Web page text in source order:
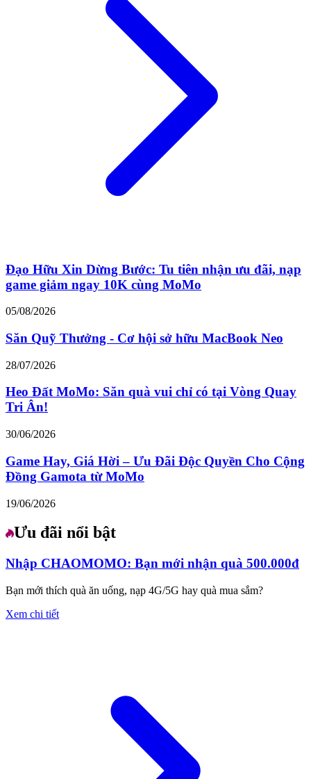
Đạo Hữu Xin Dừng Bước: Tu tiên nhận ưu đãi, nạp
game giảm ngay 10K cùng MoMo
05/08/2026
Săn Quỹ Thưởng - Cơ hội sở hữu MacBook Neo
28/07/2026
Heo Đất MoMo: Săn quà vui chỉ có tại Vòng Quay
Tri Ân!
30/06/2026
Game Hay, Giá Hời – Ưu Đãi Độc Quyền Cho Cộng
Đồng Gamota từ MoMo
19/06/2026
Ưu đãi nổi bật
Nhập CHAOMOMO: Bạn mới nhận quà 500.000đ
Bạn mới thích quà ăn uống, nạp 4G/5G hay quà mua sắm?
Xem chi tiết